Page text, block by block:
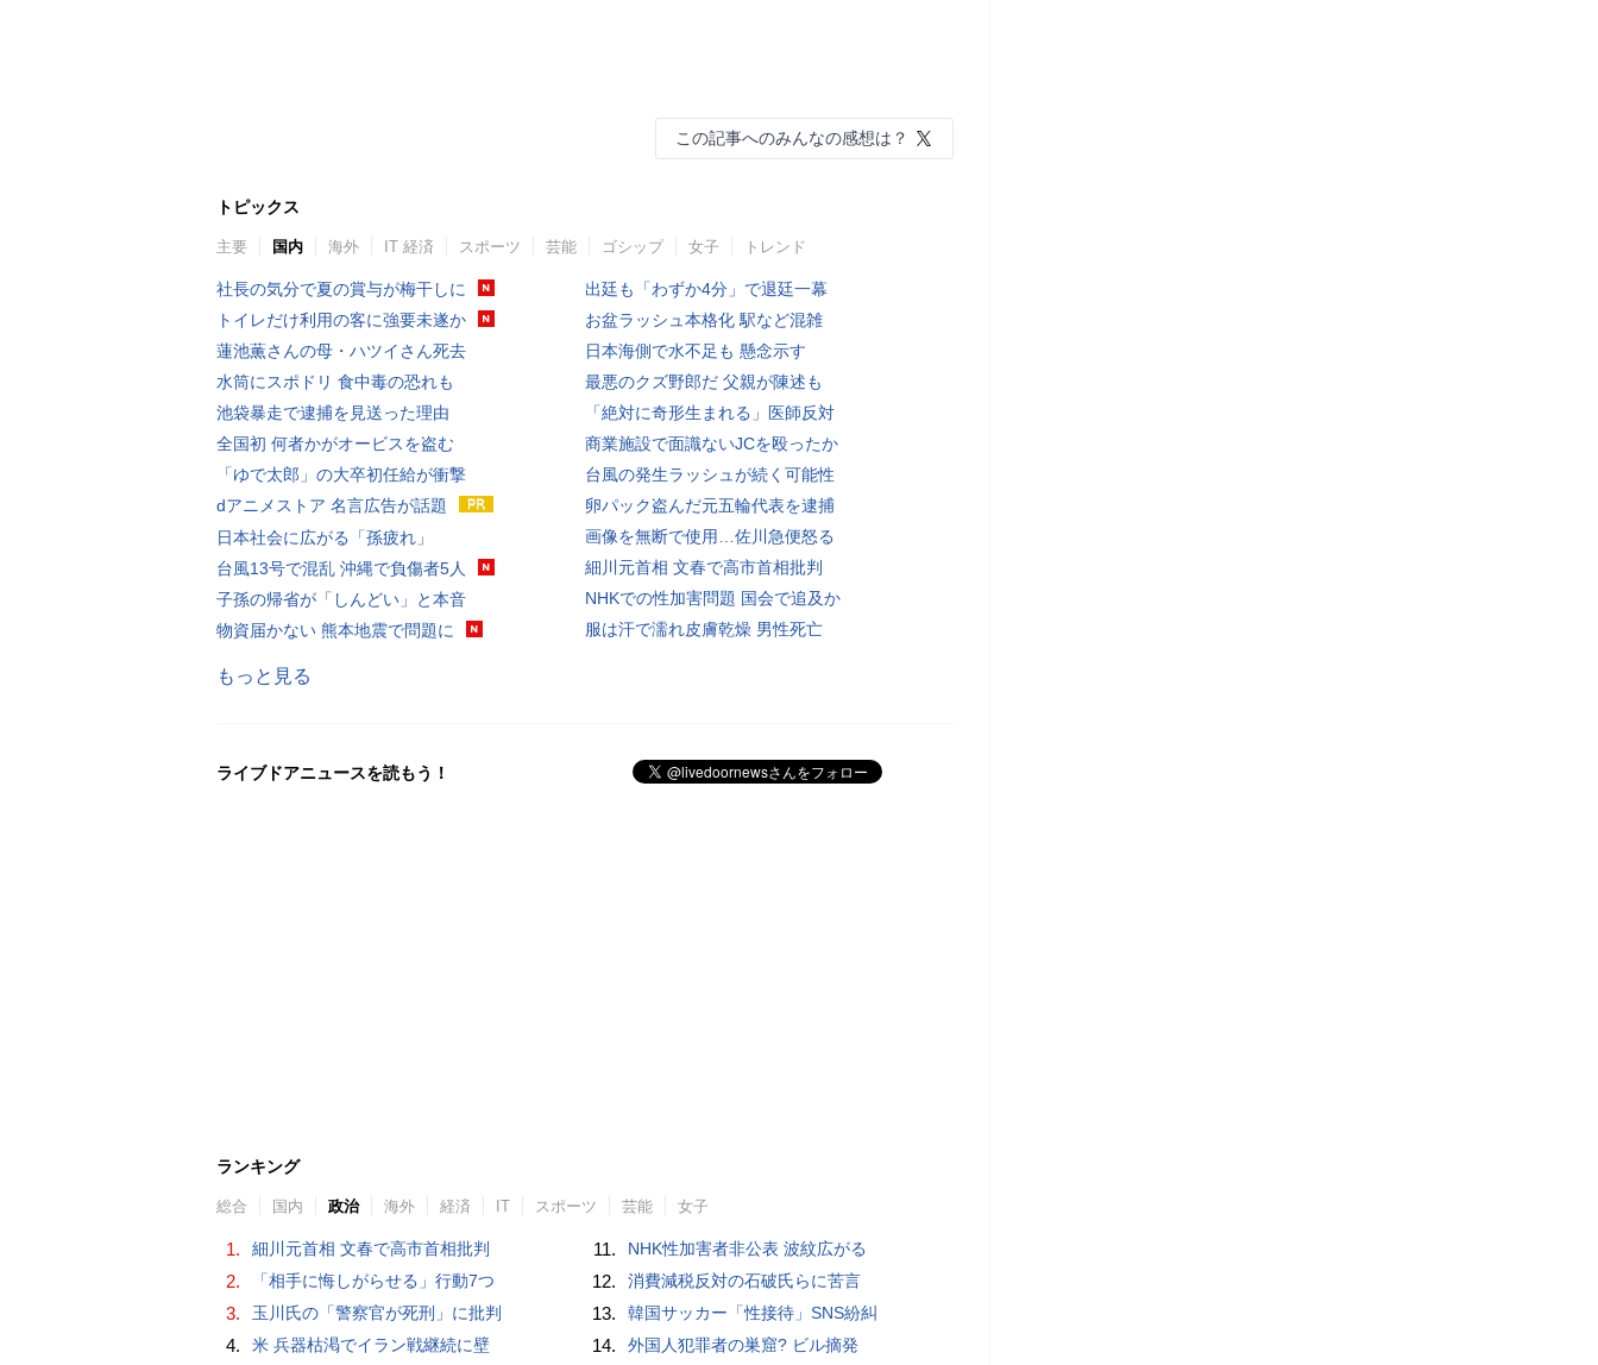
この記事へのみんなの感想は？
トピックス
主要 国内 海外 IT 経済 スポーツ 芸能 ゴシップ 女子 トレンド
社長の気分で夏の賞与が梅干しに
トイレだけ利用の客に強要未遂か
蓮池薫さんの母・ハツイさん死去
水筒にスポドリ 食中毒の恐れも
池袋暴走で逮捕を見送った理由
全国初 何者かがオービスを盗む
「ゆで太郎」の大卒初任給が衝撃
dアニメストア 名言広告が話題
日本社会に広がる「孫疲れ」
台風13号で混乱 沖縄で負傷者5人
子孫の帰省が「しんどい」と本音
物資届かない 熊本地震で問題に
出廷も「わずか4分」で退廷一幕
お盆ラッシュ本格化 駅など混雑
日本海側で水不足も 懸念示す
最悪のクズ野郎だ 父親が陳述も
「絶対に奇形生まれる」医師反対
商業施設で面識ないJCを殴ったか
台風の発生ラッシュが続く可能性
卵パック盗んだ元五輪代表を逮捕
画像を無断で使用…佐川急便怒る
細川元首相 文春で高市首相批判
NHKでの性加害問題 国会で追及か
服は汗で濡れ皮膚乾燥 男性死亡
もっと見る
ライブドアニュースを読もう！
ランキング
総合 国内 政治 海外 経済 IT スポーツ 芸能 女子
1. 細川元首相 文春で高市首相批判
2. 「相手に悔しがらせる」行動7つ
3. 玉川氏の「警察官が死刑」に批判
4. 米 兵器枯渇でイラン戦継続に壁
11. NHK性加害者非公表 波紋広がる
12. 消費減税反対の石破氏らに苦言
13. 韓国サッカー「性接待」SNS紛糾
14. 外国人犯罪者の巣窟? ビル摘発